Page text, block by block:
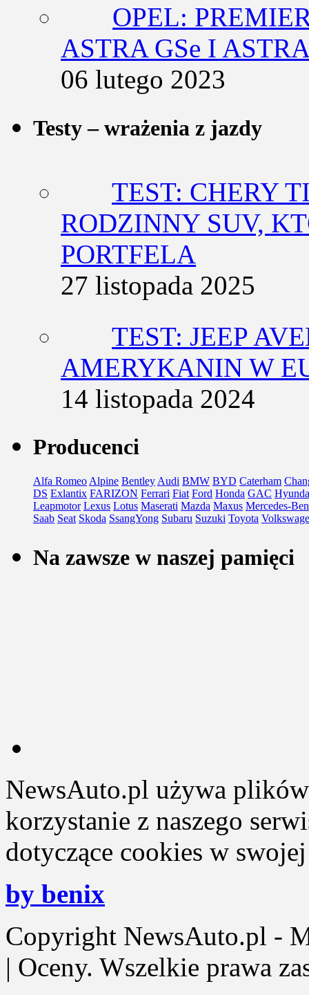
OPEL:
ASTRA GSe I
06 lutego 2023
Testy – wrażenia z jazdy
TEST: CHERY
RODZINNY SUV,
PORTFELA
27 listopada 2025
TEST: JEEP
AMERYKANIN W
14 listopada 2024
Producenci
Alfa Romeo Alpine Bentley Audi BMW BYD Caterham
DS Exlantix FARIZON Ferrari Fiat Ford Honda GAC
Leapmotor Lexus Lotus Maserati Mazda Maxus Mercedes-
Saab Seat Skoda SsangYong Subaru Suzuki Toyota
Na zawsze w naszej pamięci
NewsAuto.pl używa
korzystanie z naszego
dotyczące cookies w
by benix
Copyright NewsAuto.pl -
| Oceny. Wszelkie prawa